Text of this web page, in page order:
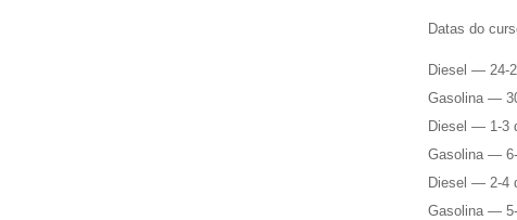
Datas do
Diesel — 24-
Gasolina —
Diesel — 1-3
Gasolina —
Diesel — 2-4
Gasolina —